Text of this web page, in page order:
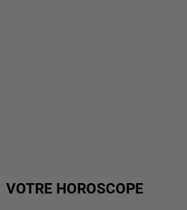
VOTRE HOROSCOPE